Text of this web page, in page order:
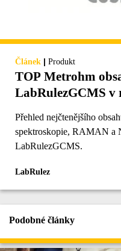
Článek | Produkt
TOP Metrohm
LabRulezGCMS v
Přehled nejčtenějšího
spektroskopie, RAMAN a
LabRulezGCMS.
LabRulez
Podobné články